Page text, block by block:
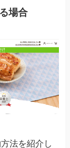
場合
法を紹介し